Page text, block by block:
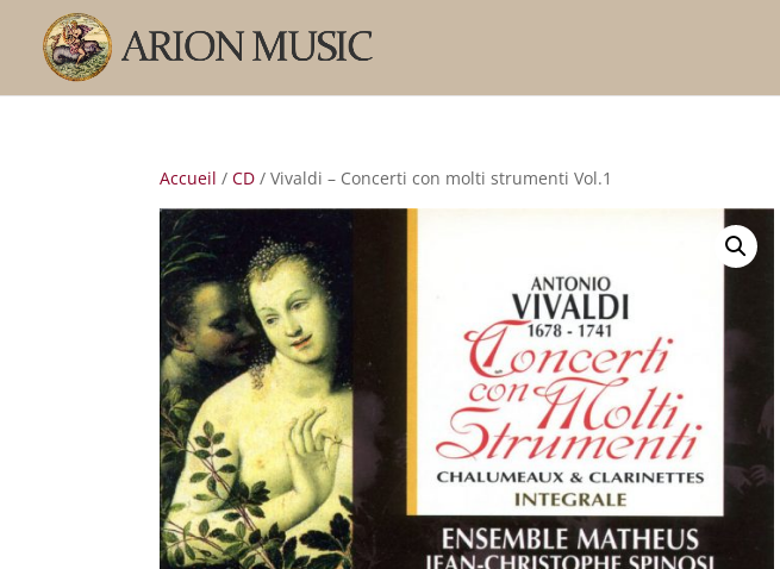
Accueil /CD / Vivaldi – Concerti con molti strumenti Vol.1